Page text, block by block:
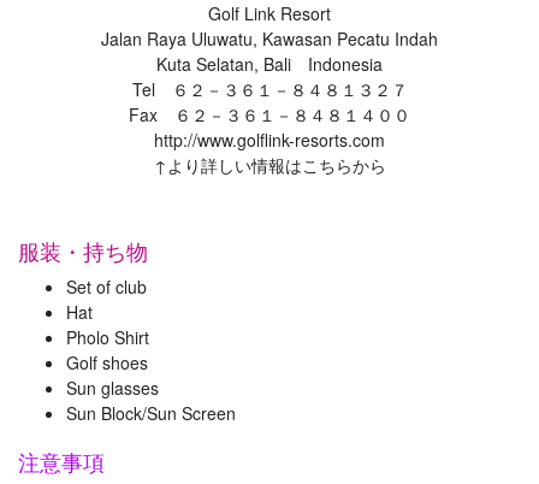
Golf Link Resort
Jalan Raya Uluwatu, Kawasan Pecatu Indah
Kuta Selatan, Bali Indonesia
Tel ６２－３６１－８４８１３２７
Fax ６２－３６１－８４８１４００
http://www.golflink-resorts.com
↑より詳しい情報はこちらから
服装・持ち物
Set of club
Hat
Pholo Shirt
Golf shoes
Sun glasses
Sun Block/Sun Screen
注意事項